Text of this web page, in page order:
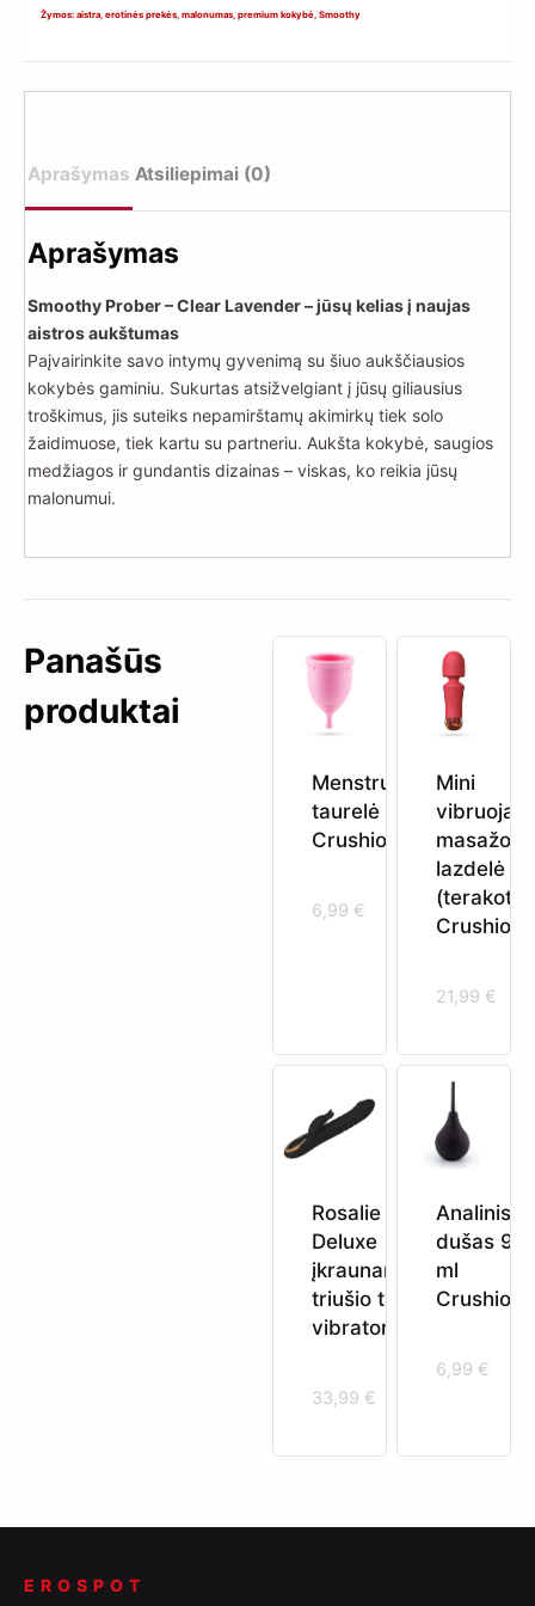
–
Žymos: aistra erotinės prekės malonumas premium kokybė Smoothy
Aprašymas Atsiliepimai (0)
Aprašymas
Smoothy Prober – Clear Lavender – jūsų kelias į naujas
aistros aukštumas
Paįvairinkite savo intymų gyvenimą su šiuo aukščiausios
kokybės gaminiu. Sukurtas atsižvelgiant į jūsų giliausius
troškimus, jis suteiks nepamirštamų akimirkų tiek solo
žaidimuose, tiek kartu su partneriu. Aukšta kokybė, saugios
medžiagos ir gundantis dizainas – viskas, ko reikia jūsų
malonumui.
Panašūs
produktai
Menstruacinė
taurelė xs
Crushious
6,99 €
Mini
masažo
lazdelė
(terakota)
Crushious
21,99 €
Rosalie
Deluxe
įkraunamas
triušio tipo
vibratorius
33,99 €
Analinis
dušas 90
ml
Crushious
6,99 €
EROSPOT